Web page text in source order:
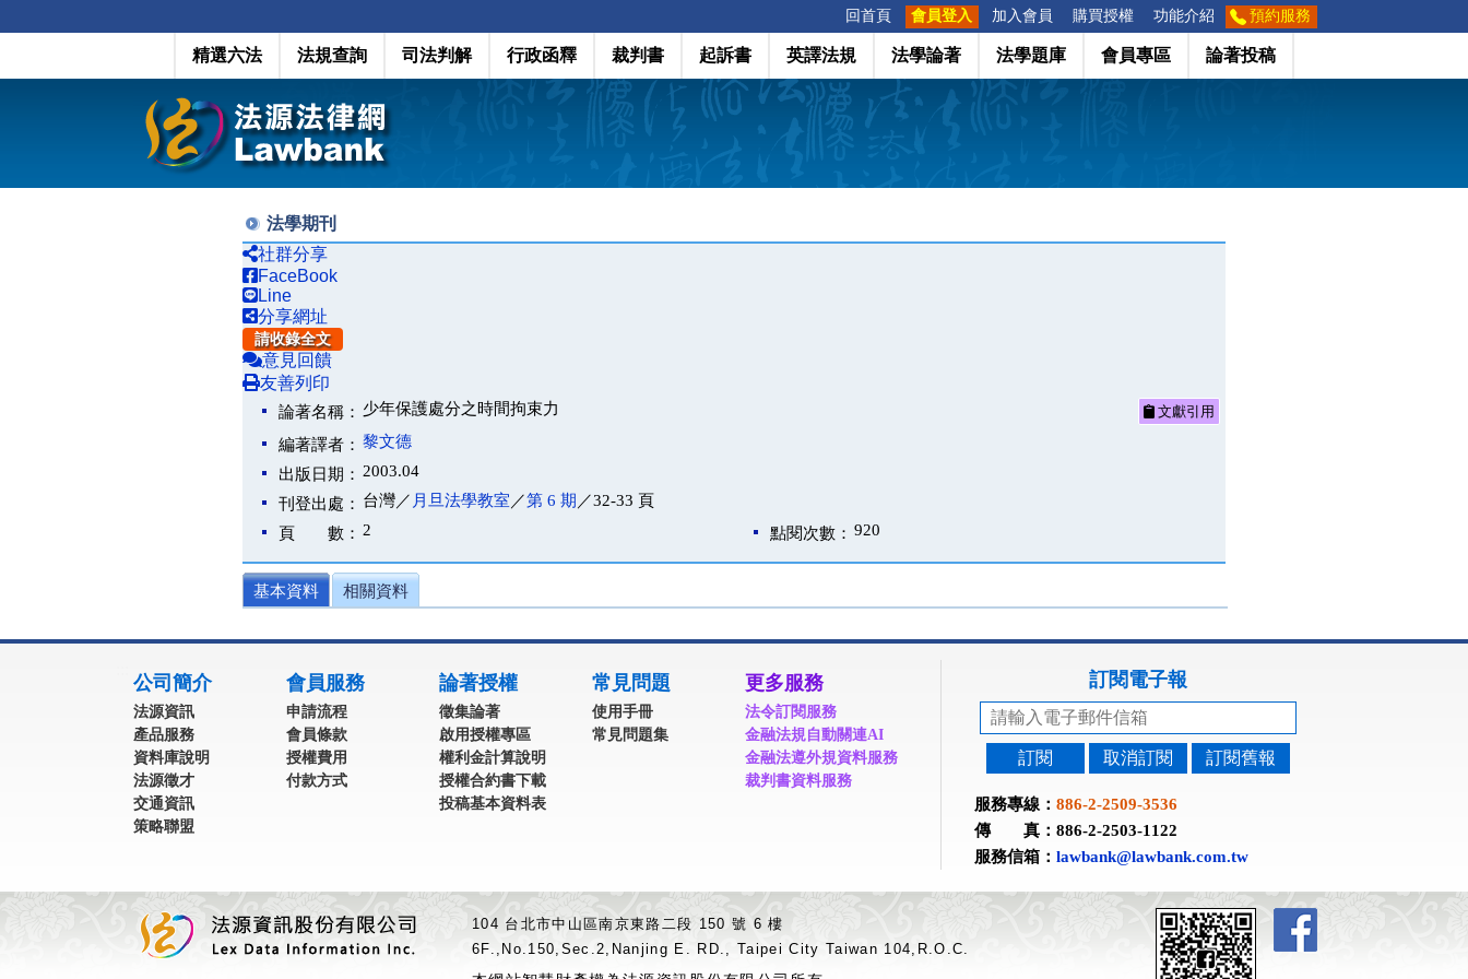
回首頁 會員登入 加入會員 購買授權 功能介紹 預約服務
精選六法 法規查詢 司法判解 行政函釋 裁判書 起訴書 英譯法規 法學論著 法學題庫 會員專區 論著投稿
法學期刊
社群分享
FaceBook
Line
分享網址
請收錄全文
意見回饋
友善列印
論著名稱： 少年保護處分之時間拘束力 文獻引用
編著譯者： 黎文德
出版日期： 2003.04
刊登出處： 台灣／ 月旦法學教室 ／第 6 期 ／32-33 頁
頁 數： 2 點閱次數： 920
基本資料 相關資料
公司簡介
法源資訊
產品服務
資料庫說明
法源徵才
交通資訊
策略聯盟
會員服務
申請流程
會員條款
授權費用
付款方式
論著授權
徵集論著
啟用授權專區
權利金計算說明
授權合約書下載
投稿基本資料表
常見問題
使用手冊
常見問題集
更多服務
法令訂閱服務
金融法規自動關連AI
金融法遵外規資料服務
裁判書資料服務
訂閱電子報
訂閱 取消訂閱 訂閱舊報
服務專線： 886-2-2509-3536
傳 真：886-2-2503-1122
服務信箱： lawbank@lawbank.com.tw
104 台北市中山區南京東路二段 150 號 6 樓
6F.,No.150,Sec.2,Nanjing E. RD., Taipei City Taiwan 104,R.O.C.